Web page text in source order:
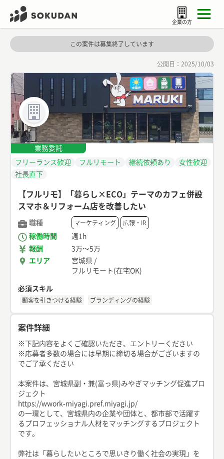
企業の方
この案件は募集終了しています
公開日： 2025/10/03
業務委託
フリーランス歓迎
フルリモート 継続依頼あり
女性歓迎
社長直下
【フルリモ】「暮らし×ECO」テーマのカフェ併設
スマホ＆リフォーム店を改善したい
職種 マーケティング 広報・IR
稼働時間
週1h
報酬
3万〜5万
エリア
宮城県 /
フルリモート(在宅OK)
必須スキル
顧客を引きつける経験 ブランディングの経験
案件詳細
※下記内容をよくご確認いただき、エントリーください
※応募者多数の場合には早期に締切る場合がございますの
でご了承ください
本案件は、宮城県副・兼(富っ県)みやぎマッチング促進プロ
ジェクト
https://wwork-miyagi.pref.miyagi.jp/
の一環として、宮城県内の企業や団体と、都市部で活躍す
るプロフェッショナル人材をマッチングするプロジェクト
です。
弊社は「暮らしたいところで思いきり働く社会の実現」を